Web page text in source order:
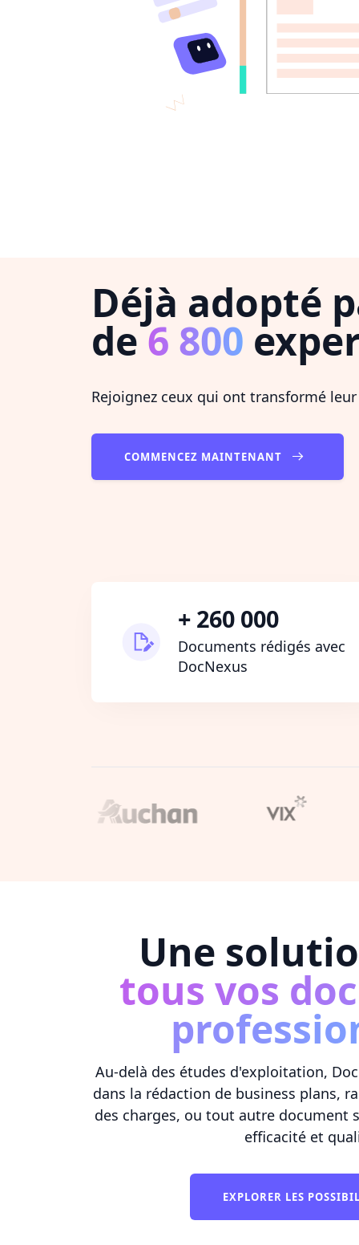
Déjà adopté
de6 800
Rejoignez ceux qui ont transformé
COMMENCEZ MAINTENANT
+ 260 000
Documents rédigés avec
DocNexus
Une
tous vos
Au-delà des études d'exploitation,
dans la rédaction de business plans,
des charges, ou tout autre document
efficacité et
EXPLORER LES